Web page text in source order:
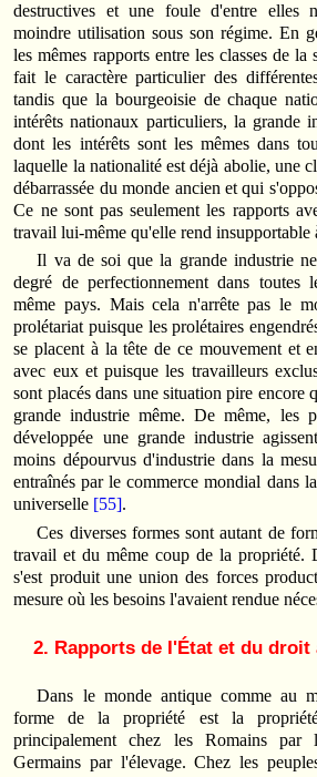
destructives et une foule d'entre elles
moindre utilisation sous son régime. En
les mêmes rapports entre les classes de la
fait le caractère particulier des
tandis que la bourgeoisie de chaque
intérêts nationaux particuliers, la grande
dont les intérêts sont les mêmes dans
laquelle la nationalité est déjà abolie, une
débarrassée du monde ancien et qui
Ce ne sont pas seulement les rapports
travail lui-même qu'elle rend insupportable
Il va de soi que la grande industrie
degré de perfectionnement dans toutes
même pays. Mais cela n'arrête pas le
prolétariat puisque les prolétaires
se placent à la tête de ce mouvement et
avec eux et puisque les travailleurs
sont placés dans une situation pire encore
grande industrie même. De même, les
développée une grande industrie
moins dépourvus d'industrie dans la
entraînés par le commerce mondial dans
universelle [55].
Ces diverses formes sont autant de
travail et du même coup de la propriété.
s'est produit une union des forces
mesure où les besoins l'avaient rendue
2. Rapports de I'État et du droit
Dans le monde antique comme au
forme de la propriété est la
principalement chez les Romains
Germains par l'élevage. Chez les